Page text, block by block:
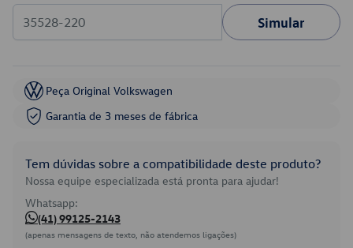
Simular
Peça Original Volkswagen
Garantia de 3 meses de fábrica
Tem dúvidas sobre a compatibilidade deste produto?
Nossa equipe especializada está pronta para ajudar!
Whatsapp:
(41) 99125-2143
(apenas mensagens de texto, não atendemos ligações)